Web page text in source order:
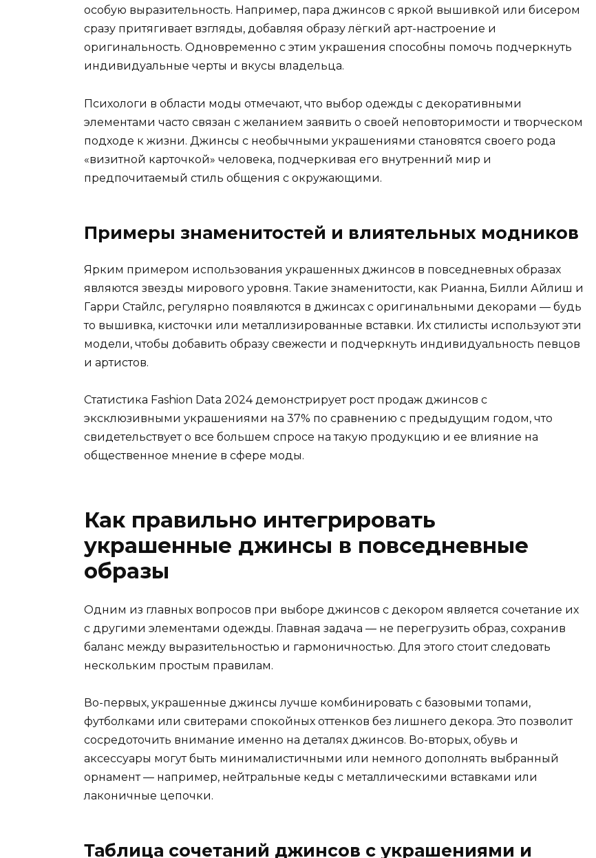
особую выразительность. Например, пара джинсов с яркой вышивкой или бисером
сразу притягивает взгляды, добавляя образу лёгкий арт-настроение и
оригинальность. Одновременно с этим украшения способны помочь подчеркнуть
индивидуальные черты и вкусы владельца.
Психологи в области моды отмечают, что выбор одежды с декоративными
элементами часто связан с желанием заявить о своей неповторимости и творческом
подходе к жизни. Джинсы с необычными украшениями становятся своего рода
«визитной карточкой» человека, подчеркивая его внутренний мир и
предпочитаемый стиль общения с окружающими.
Примеры знаменитостей и влиятельных модников
Ярким примером использования украшенных джинсов в повседневных образах
являются звезды мирового уровня. Такие знаменитости, как Рианна, Билли Айлиш и
Гарри Стайлс, регулярно появляются в джинсах с оригинальными декорами — будь
то вышивка, кисточки или металлизированные вставки. Их стилисты используют эти
модели, чтобы добавить образу свежести и подчеркнуть индивидуальность певцов
и артистов.
Статистика Fashion Data 2024 демонстрирует рост продаж джинсов с
эксклюзивными украшениями на 37% по сравнению с предыдущим годом, что
свидетельствует о все большем спросе на такую продукцию и ее влияние на
общественное мнение в сфере моды.
Как правильно интегрировать
украшенные джинсы в повседневные
образы
Одним из главных вопросов при выборе джинсов с декором является сочетание их
с другими элементами одежды. Главная задача — не перегрузить образ, сохранив
баланс между выразительностью и гармоничностью. Для этого стоит следовать
нескольким простым правилам.
Во-первых, украшенные джинсы лучше комбинировать с базовыми топами,
футболками или свитерами спокойных оттенков без лишнего декора. Это позволит
сосредоточить внимание именно на деталях джинсов. Во-вторых, обувь и
аксессуары могут быть минималистичными или немного дополнять выбранный
орнамент — например, нейтральные кеды с металлическими вставками или
лаконичные цепочки.
Таблица сочетаний джинсов с украшениями и